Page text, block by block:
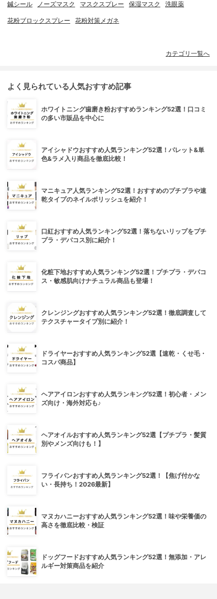
鍼シール ノーズマスク マスクスプレー 保湿マスク 洗眼薬
花粉ブロックスプレー 花粉対策メガネ
カテゴリ一覧へ
よく見られている人気おすすめ記事
ホワイトニング歯磨き粉おすすめランキング52選！口コミ
の多い市販品を中心に
アイシャドウおすすめ人気ランキング52選！パレット&単
色&ラメ入り商品を徹底比較！
マニキュア人気ランキング52選！おすすめのプチプラや速
乾タイプのネイルポリッシュを紹介！
口紅おすすめ人気ランキング52選！落ちないリップをプチ
プラ・デパコス別に紹介！
化粧下地おすすめ人気ランキング52選！プチプラ・デパコ
ス・敏感肌向けナチュラル商品も登場！
クレンジングおすすめ人気ランキング52選！徹底調査して
テクスチャータイプ別に紹介！
ドライヤーおすすめ人気ランキング52選【速乾・くせ毛・
コスパ商品】
ヘアアイロンおすすめ人気ランキング52選！初心者・メン
ズ向け・海外対応も♪
ヘアオイルおすすめ人気ランキング52選【プチプラ・髪質
別やメンズ向けも！】
フライパンおすすめ人気ランキング52選！【焦げ付かな
い・長持ち！2026最新】
マヌカハニーおすすめ人気ランキング52選！味や栄養価の
高さを徹底比較・検証
ドッグフードおすすめ人気ランキング52選！無添加・アレ
ルギー対策商品を紹介